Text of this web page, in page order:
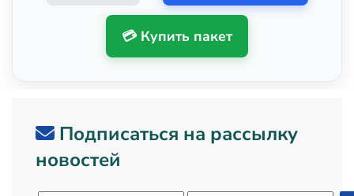
💳 Купить пакет
Подписаться на рассылку
новостей